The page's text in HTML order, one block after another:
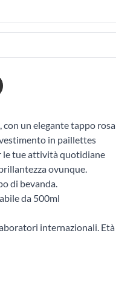
un elegante tappo rosa
in paillettes
le tue attività quotidiane
ovunque.
di bevanda.
da 500ml
internazionali. Età